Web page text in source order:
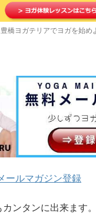
豊橋ヨガテリアでヨガを始め
ールマガジン登録
ンタンに出来ます